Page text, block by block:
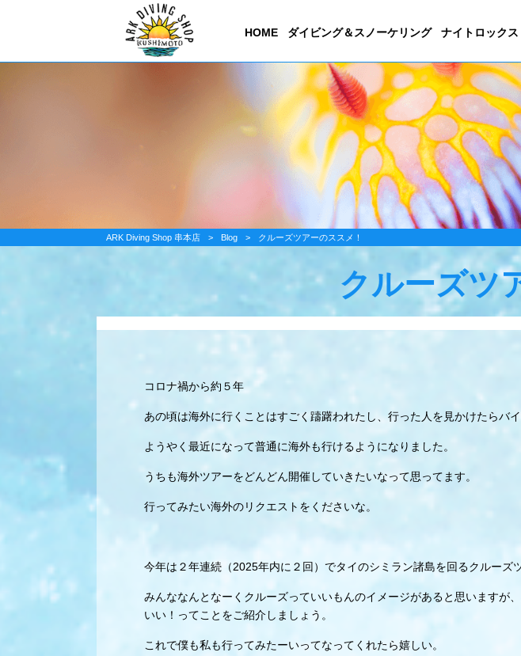
HOME ダイビング＆スノーケリング ナイトロックス
ARK Diving Shop 串本店 > Blog > クルーズツアーのススメ！
クルーズツ
コロナ禍から約５年
あの頃は海外に行くことはすごく躊躇われたし、行った人を見かけたらバ
ようやく最近になって普通に海外も行けるようになりました。
うちも海外ツアーをどんどん開催していきたいなって思ってます。
行ってみたい海外のリクエストをくださいな。
今年は２年連続（2025年内に２回）でタイのシミラン諸島を回るクルーズ
みんななんとなーくクルーズっていいもんのイメージがあると思いますが
いい！ってことをご紹介しましょう。
これで僕も私も行ってみたーいってなってくれたら嬉しい。